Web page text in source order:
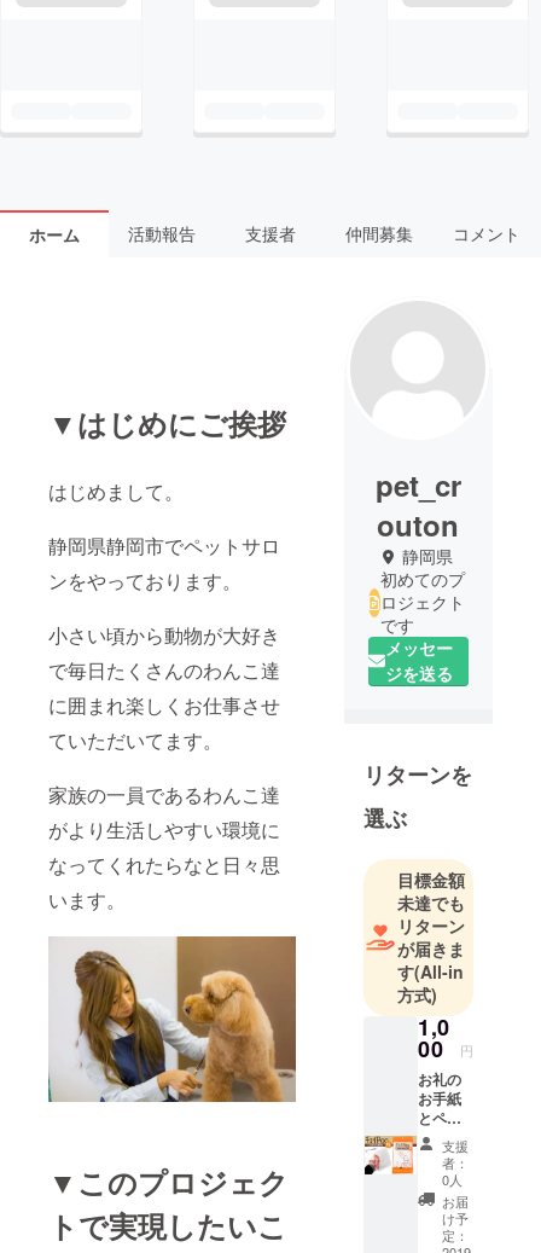
ホーム 活動報告 支援者 仲間募集 コメント
▼はじめにご挨拶
はじめまして。
静岡県静岡市でペットサロ
ンをやっております。
小さい頃から動物が大好き
で毎日たくさんのわんこ達
に囲まれ楽しくお仕事させ
ていただいてます。
家族の一員であるわんこ達
がより生活しやすい環境に
なってくれたらなと日々思
います。
▼このプロジェク
トで実現したいこ
pet_cr
outon
静岡県
初めてのプ
ロジェクト
です
メッセー
ジを送る
リターンを
選ぶ
目標金額
未達でも
リターン
が届きま
す(All-in
方式)
1,0
00 円
お礼の
お手紙
とペッ
トのお
散歩
グッズ
をお渡
ししま
す。
支援
者：
0人
お届
け予
定：